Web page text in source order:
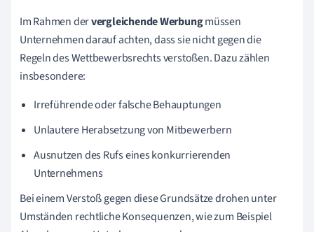
Im Rahmen dervergleichende Werbungmüssen
Unternehmen darauf achten, dass sie nicht gegen die
Regeln des Wettbewerbsrechts verstoßen. Dazu zählen
insbesondere:
Irreführende oder falsche Behauptungen
Unlautere Herabsetzung von Mitbewerbern
Ausnutzen des Rufs eines konkurrierenden
Unternehmens
Bei einem Verstoß gegen diese Grundsätze drohen unter
Umständen rechtliche Konsequenzen, wie zum Beispiel